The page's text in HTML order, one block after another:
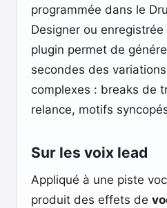
programmée dans le
Designer ou
plugin permet de
secondes des
complexes : breaks de
relance, motifs
Sur les voix lead
Appliqué à une piste
produit des effets de